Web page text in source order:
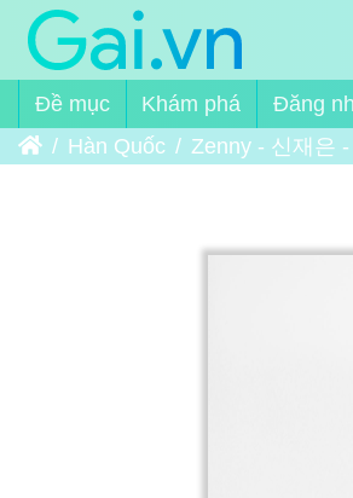
Đề mục Khám phá
Đăng
Trang chủHàn Quốc Zenny - 신재은 -